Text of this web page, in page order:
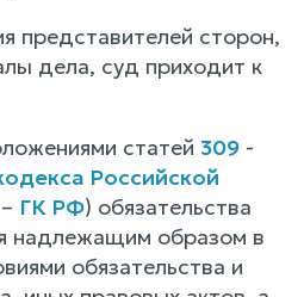
представителей сторон,
дела, суд приходит к
статей 309 -
Российской
ГК РФ) обязательства
надлежащим образом в
обязательства и